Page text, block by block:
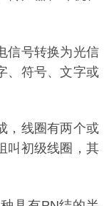
信号转换为光信
、符号、文字或
，线圈有两个或
叫初级线圈，其